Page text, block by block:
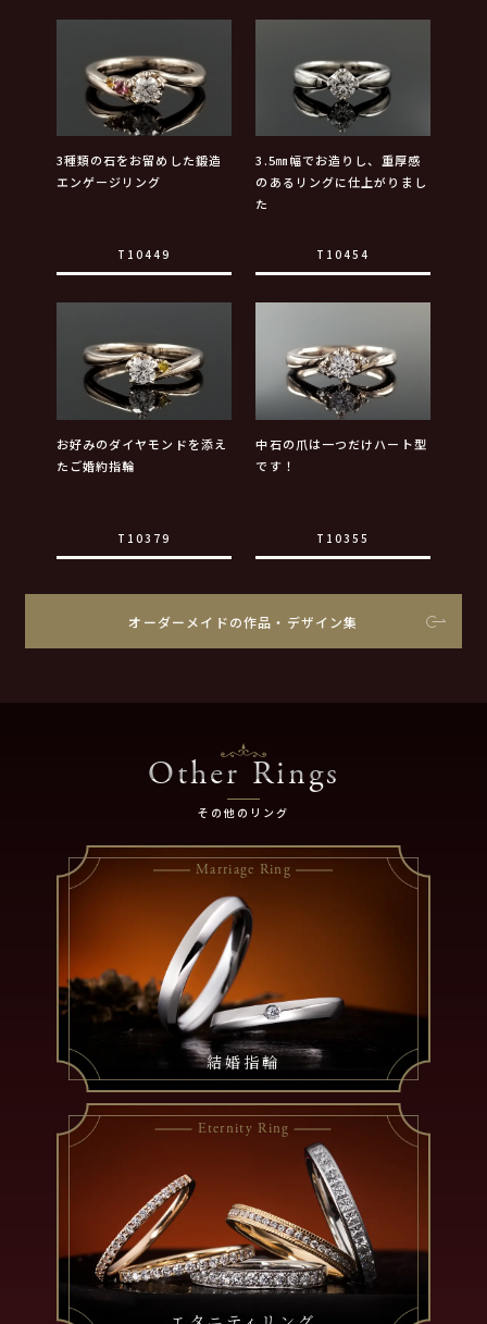
3種類の石をお留めした鍛造
エンゲージリング
T10449
3.5㎜幅でお造りし、重厚感
のあるリングに仕上がりまし
た
T10454
お好みのダイヤモンドを添え
たご婚約指輪
T10379
中石の爪は一つだけハート型
です！
T10355
オーダーメイドの作品・デザイン集
Other Rings
その他のリング
Marriage Ring
結婚指輪
Eternity Ring